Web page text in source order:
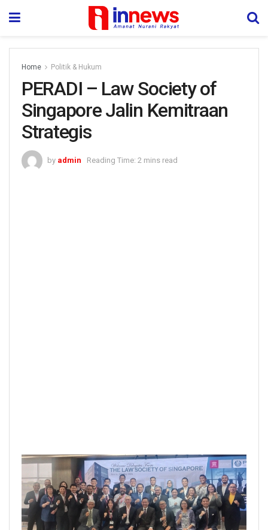
Home Politik & Hukum
PERADI – Law Society of
Singapore Jalin Kemitraan
Strategis
by admin Reading Time: 2 mins read